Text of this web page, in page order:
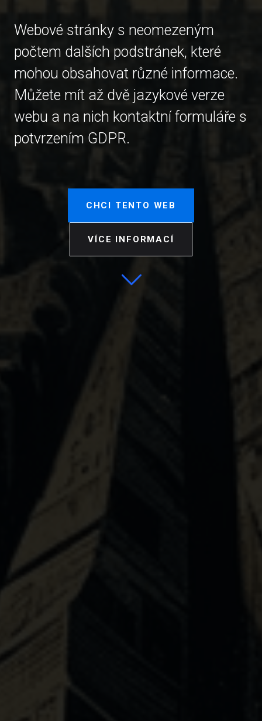
Webové stránky s neomezeným
počtem dalších podstránek, které
mohou obsahovat různé informace.
Můžete mít až dvě jazykové verze
webu a na nich kontaktní formuláře s
potvrzením GDPR.
CHCI TENTO WEB
VÍCE INFORMACÍ